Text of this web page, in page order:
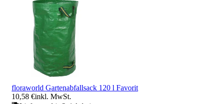
floraworld Gartenabfallsack 120 l Favorit
10,58 €inkl. MwSt.